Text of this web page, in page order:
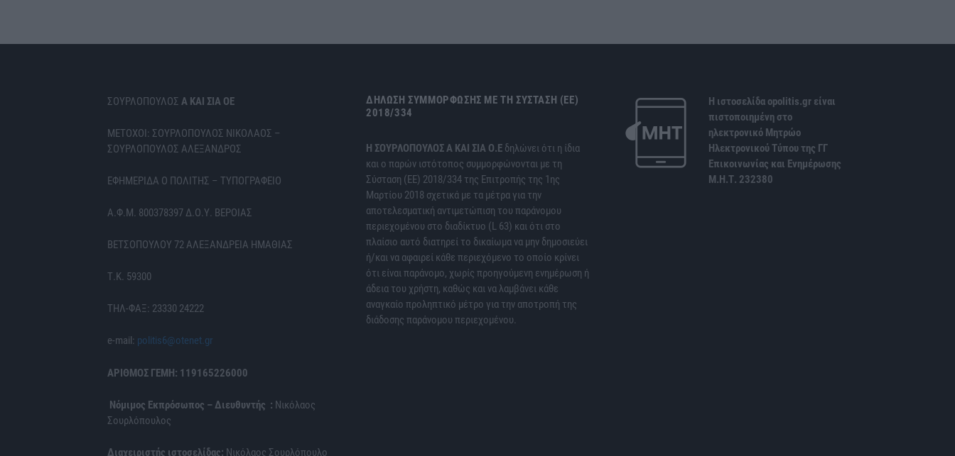
ΣΟΥΡΛΟΠΟΥΛΟΣ Α ΚΑΙ ΣΙΑ ΟΕ
ΜΕΤΟΧΟΙ: ΣΟΥΡΛΟΠΟΥΛΟΣ ΝΙΚΟΛΑΟΣ –
ΣΟΥΡΛΟΠΟΥΛΟΣ ΑΛΕΞΑΝΔΡΟΣ
ΕΦΗΜΕΡΙΔΑ Ο ΠΟΛΙΤΗΣ – ΤΥΠΟΓΡΑΦΕΙΟ
Α.Φ.Μ. 800378397 Δ.Ο.Υ. ΒΕΡΟΙΑΣ
ΒΕΤΣΟΠΟΥΛΟΥ 72 ΑΛΕΞΑΝΔΡΕΙΑ ΗΜΑΘΙΑΣ
Τ.Κ. 59300
ΤΗΛ-ΦΑΞ: 23330 24222
e-mail: politis6@otenet.gr
ΑΡΙΘΜΟΣ ΓΕΜΗ: 119165226000
Νόμιμος Εκπρόσωπος – Διευθυντής : Νικόλαος
Σουρλόπουλος
Διαχειριστής ιστοσελίδας: Νικόλαος Σουρλόπουλο
ΔΉΛΩΣΗ ΣΥΜΜΌΡΦΩΣΗΣ ΜΕ ΤΗ ΣΎΣΤΑΣΗ (ΕΕ)
2018/334
H ΣΟΥΡΛΟΠΟΥΛΟΣ Α ΚΑΙ ΣΙΑ Ο.Ε δηλώνει ότι η ίδια
και ο παρών ιστότοπος συμμορφώνονται με τη
Σύσταση (ΕΕ) 2018/334 της Επιτροπής της 1ης
Μαρτίου 2018 σχετικά με τα μέτρα για την
αποτελεσματική αντιμετώπιση του παράνομου
περιεχομένου στο διαδίκτυο (L 63) και ότι στο
πλαίσιο αυτό διατηρεί το δικαίωμα να μην δημοσιεύει
ή/και να αφαιρεί κάθε περιεχόμενο το οποίο κρίνει
ότι είναι παράνομο, χωρίς προηγούμενη ενημέρωση ή
άδεια του χρήστη, καθώς και να λαμβάνει κάθε
αναγκαίο προληπτικό μέτρο για την αποτροπή της
διάδοσης παράνομου περιεχομένου.
Η ιστοσελίδα opolitis.gr είναι
πιστοποιημένη στο
ηλεκτρονικό Μητρώο
Ηλεκτρονικού Τύπου της ΓΓ
Επικοινωνίας και Ενημέρωσης
Μ.Η.Τ. 232380